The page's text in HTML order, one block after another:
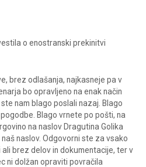
o enostranski prekinitvi
brez odlašanja, najkasneje pa v
bo opravljeno na enak način
nam blago poslali nazaj. Blago
Blago vrnete po pošti, na
na naslov Dragutina Golika
naslov. Odgovorni ste za vsako
brez delov in dokumentacije, ter v
ni dolžan opraviti povračila